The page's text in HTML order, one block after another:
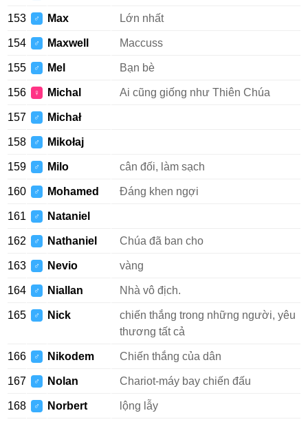
153 ♂ Max Lớn nhất
154 ♂ Maxwell Maccuss
155 ♂ Mel Bạn bè
156 ♀ Michal Ai cũng giống như Thiên Chúa
157 ♂ Michał
158 ♂ Mikołaj
159 ♂ Milo cân đối, làm sạch
160 ♂ Mohamed Đáng khen ngợi
161 ♂ Nataniel
162 ♂ Nathaniel Chúa đã ban cho
163 ♂ Nevio vàng
164 ♂ Niallan Nhà vô địch.
165 ♂ Nick
chiến thắng trong những người, yêu
thương tất cả
166 ♂ Nikodem Chiến thắng của dân
167 ♂ Nolan Chariot-máy bay chiến đấu
168 ♂ Norbert lộng lẫy